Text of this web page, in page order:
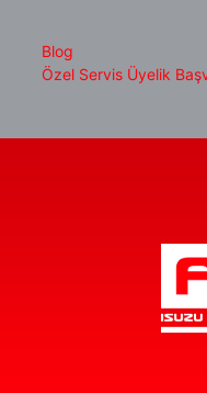
Blog
Özel Servis Üyelik